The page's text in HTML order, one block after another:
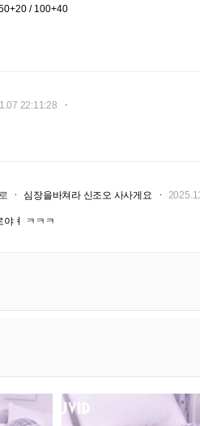
/ 100+40
22:11:28
심장을바쳐라 신조오 사사게요
야ㅕ ㅋㅋㅋ